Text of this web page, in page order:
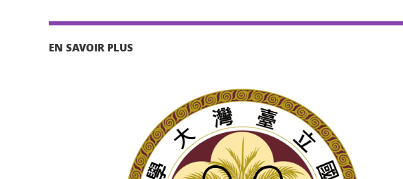
EN SAVOIR PLUS